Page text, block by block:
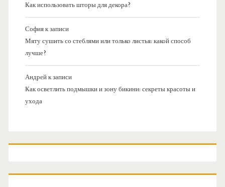
Как использовать шторы для декора?
Софияк записи
Мяту сушить со стеблями или только листья: какой способ
лучше?
Андрейк записи
Как осветлить подмышки и зону бикини: секреты красоты и
ухода